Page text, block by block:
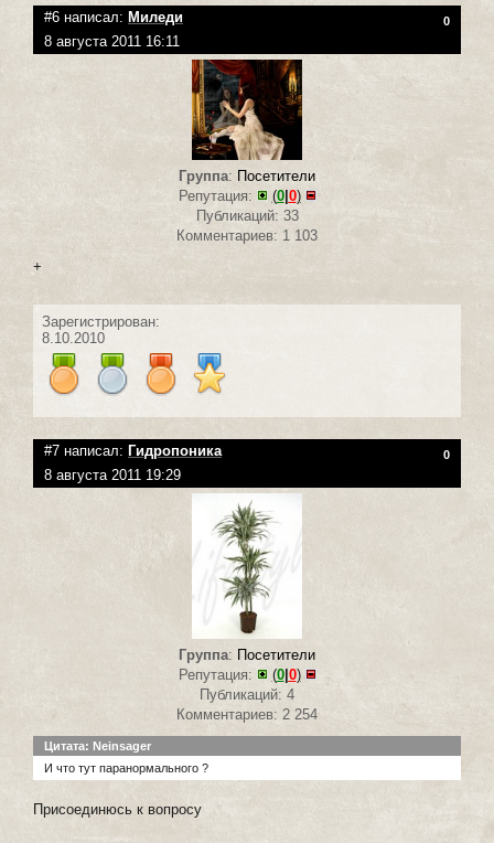
#6 написал: Миледи 0
8 августа 2011 16:11
Группа: Посетители
Репутация:
(0|0)
Публикаций: 33
Комментариев: 1 103
+
Зарегистрирован:
8.10.2010
#7 написал: Гидропоника 0
8 августа 2011 19:29
Группа: Посетители
Репутация:
(0| 0)
Публикаций: 4
Комментариев: 2 254
Цитата: Neinsager
И что тут паранормального ?
Присоединюсь к вопросу